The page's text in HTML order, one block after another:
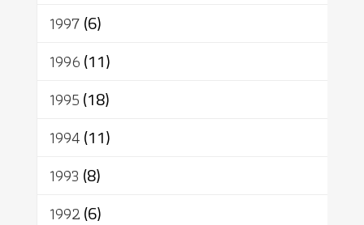
1997(6)
1996(11)
1995(18)
1994(11)
1993 (8)
1992(6)